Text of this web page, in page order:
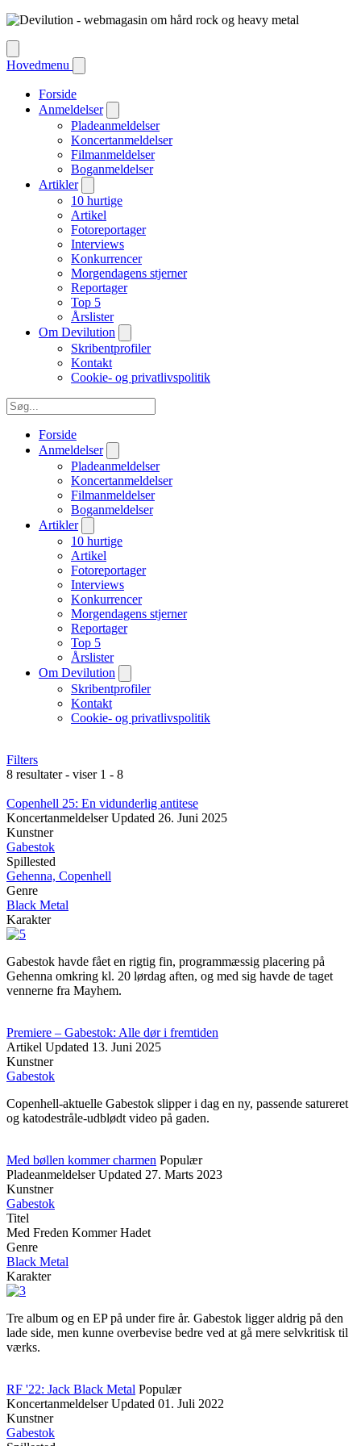
Hovedmenu
Forside
Anmeldelser
Pladeanmeldelser
Koncertanmeldelser
Filmanmeldelser
Boganmeldelser
Artikler
10 hurtige
Artikel
Fotoreportager
Interviews
Konkurrencer
Morgendagens stjerner
Reportager
Top 5
Årslister
Om Devilution
Skribentprofiler
Kontakt
Cookie- og privatlivspolitik
Forside
Anmeldelser
Pladeanmeldelser
Koncertanmeldelser
Filmanmeldelser
Boganmeldelser
Artikler
10 hurtige
Artikel
Fotoreportager
Interviews
Konkurrencer
Morgendagens stjerner
Reportager
Top 5
Årslister
Om Devilution
Skribentprofiler
Kontakt
Cookie- og privatlivspolitik
Filters
8 resultater - viser 1 - 8
Copenhell 25: En vidunderlig antitese
Koncertanmeldelser Updated 26. Juni 2025
Kunstner
Gabestok
Spillested
Gehenna, Copenhell
Genre
Black Metal
Karakter
Gabestok havde fået en rigtig fin, programmæssig placering på
Gehenna omkring kl. 20 lørdag aften, og med sig havde de taget
vennerne fra Mayhem.
Premiere – Gabestok: Alle dør i fremtiden
Artikel Updated 13. Juni 2025
Kunstner
Gabestok
Copenhell-aktuelle Gabestok slipper i dag en ny, passende satureret
og katodestråle-udblødt video på gaden.
Med bøllen kommer charmen Populær
Pladeanmeldelser Updated 27. Marts 2023
Kunstner
Gabestok
Titel
Med Freden Kommer Hadet
Genre
Black Metal
Karakter
Tre album og en EP på under fire år. Gabestok ligger aldrig på den
lade side, men kunne overbevise bedre ved at gå mere selvkritisk til
værks.
RF '22: Jack Black Metal Populær
Koncertanmeldelser Updated 01. Juli 2022
Kunstner
Gabestok